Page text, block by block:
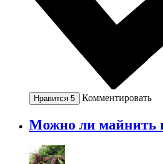
Нравится 5 Комментировать
Можно ли майнить